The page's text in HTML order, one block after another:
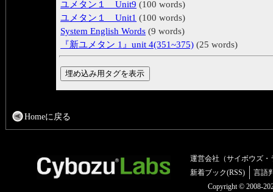
ユメタン１ Unit9 (100 words)
ユメタン１ Unit1 (100 words)
System English Words (9 words)
『新ユメタン 1』unit 4(351~375) (25 words)
Homeに戻る
運営会社（サイボウズ・
新着ブック(RSS)
言語
Copyright © 2008-